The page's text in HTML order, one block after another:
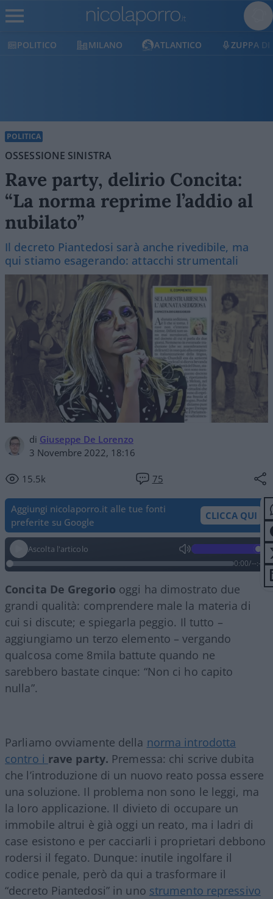
POLITICO MILANO ATLANTICO ZUPPA DI
POLITICA
OSSESSIONE SINISTRA
Rave party, delirio Concita:
“La norma reprime l’addio al
nubilato”
Il decreto Piantedosi sarà anche rivedibile, ma
qui stiamo esagerando: attacchi strumentali
di Giuseppe De Lorenzo
3 Novembre 2022, 18:16
15.5k 75
Aggiungi nicolaporro.it alle tue fonti
preferite su Google
CLICCA QUI
Ascolta l'articolo
0:00/--:--
Concita De Gregorio oggi ha dimostrato due
grandi qualità: comprendere male la materia di
cui si discute; e spiegarla peggio. Il tutto –
aggiungiamo un terzo elemento – vergando
qualcosa come 8mila battute quando ne
sarebbero bastate cinque: “Non ci ho capito
nulla”.
Parliamo ovviamente della norma introdotta
contro i rave party. Premessa: chi scrive dubita
che l’introduzione di un nuovo reato possa essere
una soluzione. Il problema non sono le leggi, ma
la loro applicazione. Il divieto di occupare un
immobile altrui è già oggi un reato, ma i ladri di
case esistono e per cacciarli i proprietari debbono
rodersi il fegato. Dunque: inutile ingolfare il
codice penale, però da qui a trasformare il
“decreto Piantedosi” in uno strumento repressivo